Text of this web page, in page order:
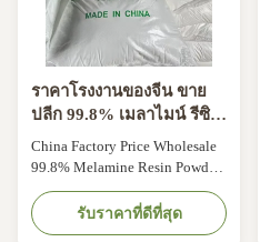
ราคาโรงงานของจีน ขาย
ปลีก 99.8% เมลาไมน์ รีซิน
ปูน CAS 108-78-1
China Factory Price Wholesale
99.8% Melamine Resin Powder
CAS 108-78-1 Product
Description: Melamine powder
is a basic intermediate product
รับราคาที่ดีที่สุด